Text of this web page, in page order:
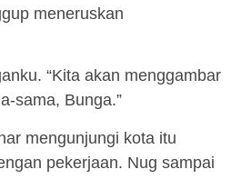
meneruskan
“Kita akan menggambar
sama, Bunga.”
mengunjungi kota itu
pekerjaan. Nug sampai